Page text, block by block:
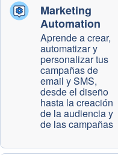
Marketing
Automation
Aprende a crear,
automatizar y
personalizar tus
campañas de
email y SMS,
desde el diseño
hasta la creación
de la audiencia y
de las campañas